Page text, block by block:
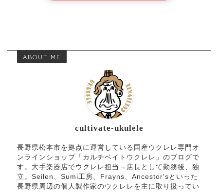
ABOUT ME
cultivate-ukulele
長野県松本市を拠点に運営している国産ウクレレ専門オ
ンラインショップ「カルチベイトウクレレ」のブログで
す。大手楽器店でウクレレ担当→店長として勤務後、独
立。Seilen、Sumi工房、Frayns、Ancestor'sといった
長野県周辺の個人製作家のウクレレを主に取り扱ってい